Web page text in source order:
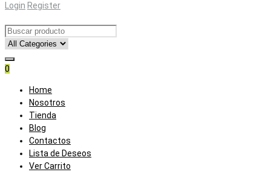
Login Register
0
Skip
content
Home
Nosotros
Tienda
Blog
Contactos
Lista de Deseos
Ver Carrito